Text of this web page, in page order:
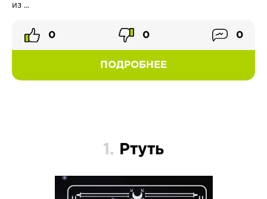
из ...
ПОДРОБНЕЕ
0 0 0
1. Ртуть